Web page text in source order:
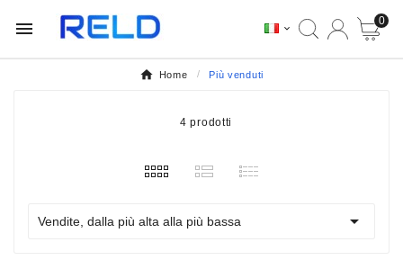
 
0
Home Più venduti
4 prodotti
Vendite, dalla più alta alla più bassa 